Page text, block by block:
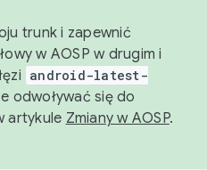
trunk i zapewnić
w AOSP w drugim i
android-latest-
odwoływać się do
artykule Zmiany w AOSP.